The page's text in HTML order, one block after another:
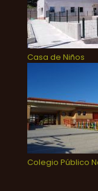
Casa de Niños
Colegio Público